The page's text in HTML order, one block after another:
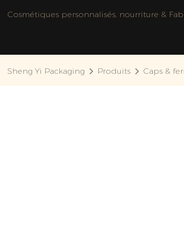
Cosmétiques personnalisés, nourriture &
Sheng Yi Packaging Produits Caps &